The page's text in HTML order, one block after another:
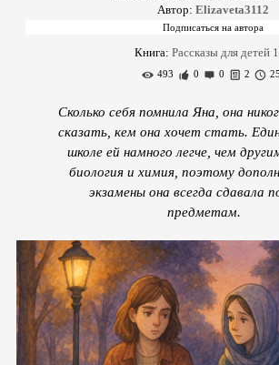
Автор: Elizaveta3112
Книга: Рассказы для детей
493 0 0 2
Сколько себя помнила Яна, она
сказать, кем она хочет стать.
школе ей намного легче, чем
биология и химия, поэтому
экзамены она всегда сдавала
предметам.